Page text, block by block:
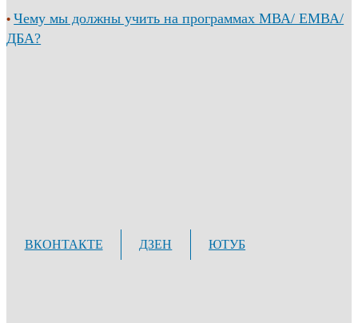
• Чему мы должны учить на программах МВА/ ЕМВА/
ДБА?
ВКОНТАКТЕ ДЗЕН ЮТУБ